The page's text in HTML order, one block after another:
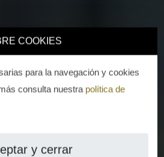
COOKIES
para la navegación y cookies
consulta nuestra política de
y cerrar